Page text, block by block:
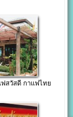
สวัสดี กาแฟไทย